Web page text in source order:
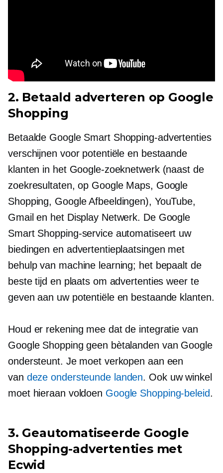
2. Betaald adverteren op Google
Shopping
Betaalde Google Smart Shopping-advertenties
verschijnen voor potentiële en bestaande
klanten in het Google-zoeknetwerk (naast de
zoekresultaten, op Google Maps, Google
Shopping, Google Afbeeldingen), YouTube,
Gmail en het Display Netwerk. De Google
Smart Shopping-service automatiseert uw
biedingen en advertentieplaatsingen met
behulp van machine learning; het bepaalt de
beste tijd en plaats om advertenties weer te
geven aan uw potentiële en bestaande klanten.
Houd er rekening mee dat de integratie van
Google Shopping geen bètalanden van Google
ondersteunt. Je moet verkopen aan een
van deze ondersteunde landen. Ook uw winkel
moet hieraan voldoen Google Shopping-beleid.
3. Geautomatiseerde Google
Shopping-advertenties met
Ecwid